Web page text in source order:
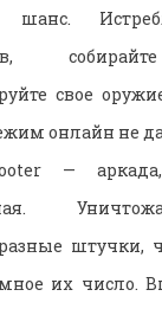
свое
онлайн не
—
штучки,
их число.